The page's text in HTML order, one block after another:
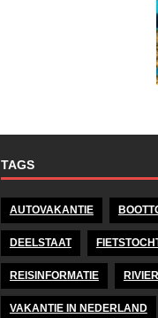
TAGS
AUTOVAKANTIE
DEELSTAAT
REISINFORMATIE
VAKANTIE IN NEDERLAND